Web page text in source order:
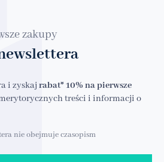
zakupy
i zyskaj rabat* 10% na pierwsze
treści i informacji o
nie obejmuje czasopism